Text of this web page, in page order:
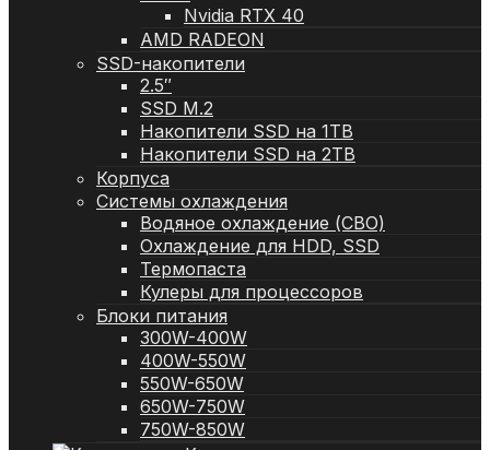
Nvidia RTX 40
AMD RADEON
SSD-накопители
2.5″
SSD M.2
Накопители SSD на 1TB
Накопители SSD на 2TB
Корпуса
Системы охлаждения
Водяное охлаждение (СВО)
Охлаждение для HDD, SSD
Термопаста
Кулеры для процессоров
Блоки питания
300W-400W
400W-550W
550W-650W
650W-750W
750W-850W